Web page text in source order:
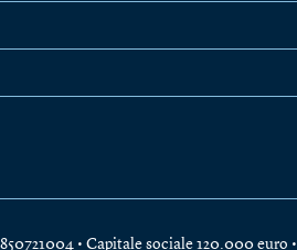
• Capitale sociale 120.000 euro •